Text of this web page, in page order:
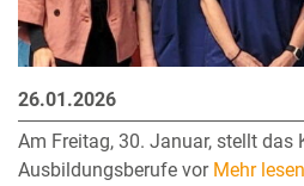
26.01.2026
Am Freitag, 30. Januar, stellt das
Ausbildungsberufe vor Mehr lesen